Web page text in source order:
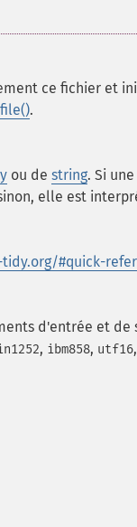
ce fichier et
.
ou de string. Si une
elle est
#quick-
d'entrée et de
, ibm858, utf16,